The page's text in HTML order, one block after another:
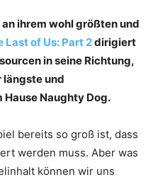
ihrem wohl größten und
Last of Us: Part 2dirigiert
in seine Richtung,
längste und
Naughty Dog.
bereits so groß ist, dass
werden muss. Aber was
können wir uns